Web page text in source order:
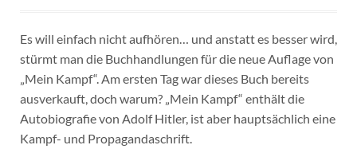
Es will einfach nicht aufhören… und anstatt es besser wird,
stürmt man die Buchhandlungen für die neue Auflage von
„Mein Kampf“. Am ersten Tag war dieses Buch bereits
ausverkauft, doch warum? „Mein Kampf“ enthält die
Autobiografie von Adolf Hitler, ist aber hauptsächlich eine
Kampf- und Propagandaschrift.